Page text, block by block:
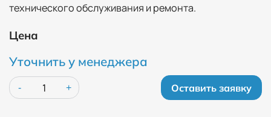
технического обслуживания и ремонта.
Цена
Уточнить у менеджера
- + Оставить заявку